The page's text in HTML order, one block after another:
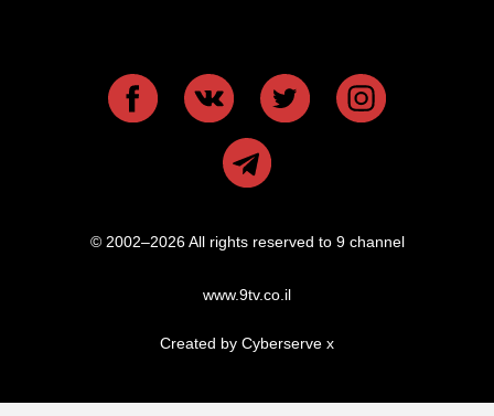
© 2002–2026 All rights reserved to 9 channel
www.9tv.co.il
Created by Cyberserve x